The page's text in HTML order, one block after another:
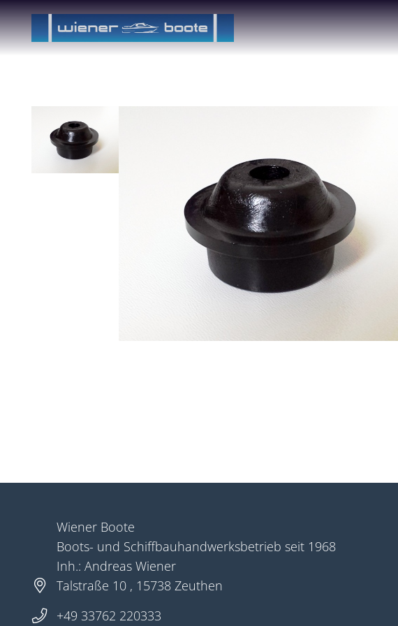
Wiener Boote
Boots- und Schiffbauhandwerksbetrieb seit 1968
Inh.: Andreas Wiener
Talstraße 10 , 15738 Zeuthen
+49 33762 220333